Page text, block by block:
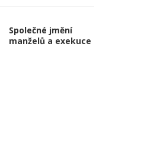
Společné jmění
manželů a exekuce